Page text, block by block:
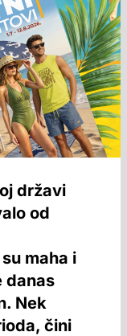
državi
od
maha i
danas
Nek
čini